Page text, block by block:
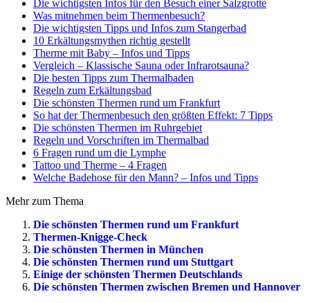
Die wichtigsten Infos für den Besuch einer Salzgrotte
Was mitnehmen beim Thermenbesuch?
Die wichtigsten Tipps und Infos zum Stangerbad
10 Erkältungsmythen richtig gestellt
Therme mit Baby – Infos und Tipps
Vergleich – Klassische Sauna oder Infrarotsauna?
Die besten Tipps zum Thermalbaden
Regeln zum Erkältungsbad
Die schönsten Thermen rund um Frankfurt
So hat der Thermenbesuch den größten Effekt: 7 Tipps
Die schönsten Thermen im Ruhrgebiet
Regeln und Vorschriften im Thermalbad
6 Fragen rund um die Lymphe
Tattoo und Therme – 4 Fragen
Welche Badehose für den Mann? – Infos und Tipps
Mehr zum Thema
Die schönsten Thermen rund um Frankfurt
Thermen-Knigge-Check
Die schönsten Thermen in München
Die schönsten Thermen rund um Stuttgart
Einige der schönsten Thermen Deutschlands
Die schönsten Thermen zwischen Bremen und Hannover